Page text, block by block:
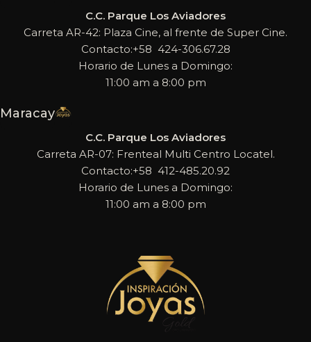
C.C. Parque Los Aviadores
Carreta AR-42: Plaza Cine, al frente de Super Cine.
Contacto:+58 424-306.67.28
Horario de Lunes a Domingo:
11:00 am a 8:00 pm
Maracay
C.C. Parque Los Aviadores
Carreta AR-07: Frenteal Multi Centro Locatel.
Contacto:+58 412-485.20.92
Horario de Lunes a Domingo:
11:00 am a 8:00 pm